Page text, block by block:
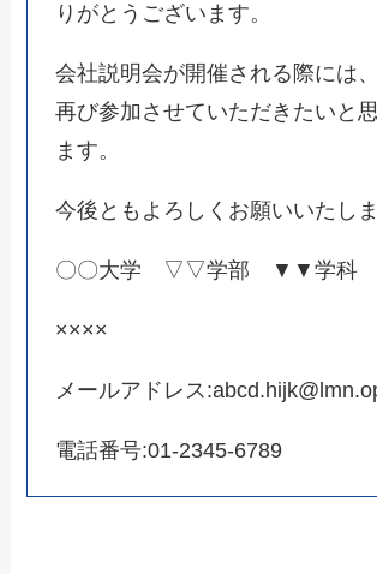
りがとうございます。
会社説明会が開催される際には、
再び参加させていただきたいと
ます。
今後ともよろしくお願いいたしま
〇〇大学 ▽▽学部 ▼▼学科
××××
メールアドレス
電話番号:01-2345-6789